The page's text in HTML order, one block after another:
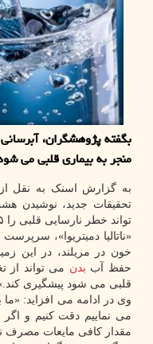
بگفته پژوهشگران،
منجر به بیماری قلبی می
به گزارش اسنک به نقل از
تحقیقات جدید، نوشیدن
تواند خطر نارسایی قلبی را ۲۵ سال به تعویق اندازد.
«ناتالیا دمیتریوا»،
خون در مریلند، در این
حفظ آب بدن می تواند از
قلبی می شود پیشگیری
وی در ادامه می افزاید:
می نماییم دقت کنیم و
مقدار کافی مایعات مصرف